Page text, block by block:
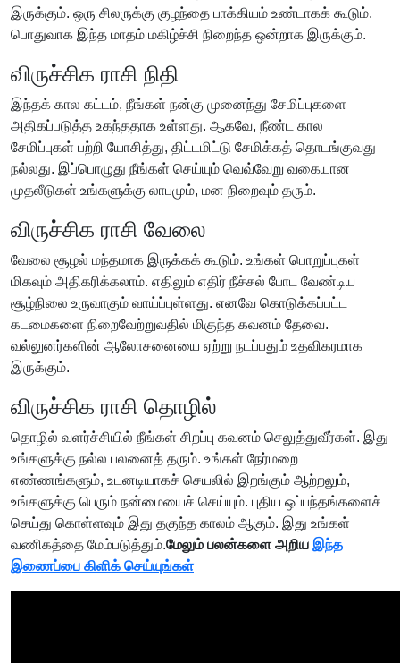
இருக்கும். ஒரு சிலருக்கு குழந்தை பாக்கியம் உண்டாகக் கூடும்.
பொதுவாக இந்த மாதம் மகிழ்ச்சி நிறைந்த ஒன்றாக இருக்கும்.
விருச்சிக ராசி நிதி
இந்தக் கால கட்டம், நீங்கள் நன்கு முனைந்து சேமிப்புகளை
அதிகப்படுத்த உகந்ததாக உள்ளது. ஆகவே, நீண்ட கால
சேமிப்புகள் பற்றி யோசித்து, திட்டமிட்டு சேமிக்கத் தொடங்குவது
நல்லது. இப்பொழுது நீங்கள் செய்யும் வெவ்வேறு வகையான
முதலீடுகள் உங்களுக்கு லாபமும், மன நிறைவும் தரும்.
விருச்சிக ராசி வேலை
வேலை சூழல் மந்தமாக இருக்கக் கூடும். உங்கள் பொறுப்புகள்
மிகவும் அதிகரிக்கலாம். எதிலும் எதிர் நீச்சல் போட வேண்டிய
சூழ்நிலை உருவாகும் வாய்ப்புள்ளது. எனவே கொடுக்கப்பட்ட
கடமைகளை நிறைவேற்றுவதில் மிகுந்த கவனம் தேவை.
வல்லுனர்களின் ஆலோசனையை ஏற்று நடப்பதும் உதவிகரமாக
இருக்கும்.
விருச்சிக ராசி தொழில்
தொழில் வளர்ச்சியில் நீங்கள் சிறப்பு கவனம் செலுத்துவீர்கள். இது
உங்களுக்கு நல்ல பலனைத் தரும். உங்கள் நேர்மறை
எண்ணங்களும், உடனடியாகச் செயலில் இறங்கும் ஆற்றலும்,
உங்களுக்கு பெரும் நன்மையைச் செய்யும். புதிய ஒப்பந்தங்களைச்
செய்து கொள்ளவும் இது தகுந்த காலம் ஆகும். இது உங்கள்
வணிகத்தை மேம்படுத்தும்.மேலும் பலன்களை அறிய இந்த
இணைப்பை கிளிக் செய்யுங்கள்